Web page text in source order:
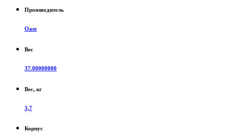
Производитель
Oase
Вес
37.00000000
Вес, кг
3,7
Корпус